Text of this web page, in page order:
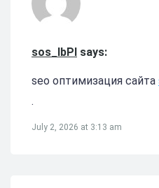
sos_lbPl says:
seo оптимизация сайта
.
July 2, 2026 at 3:13 am